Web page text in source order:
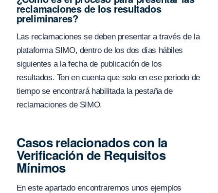
reclamaciones de los resultados
preliminares?
Las reclamaciones se deben presentar a través de la
plataforma SIMO, dentro de los dos días hábiles
siguientes a la fecha de publicación de los
resultados. Ten en cuenta que solo en ese periodo de
tiempo se encontrará habilitada la pestaña de
reclamaciones de SIMO.
Casos relacionados con la
Verificación de Requisitos
Mínimos
En este apartado encontraremos unos ejemplos